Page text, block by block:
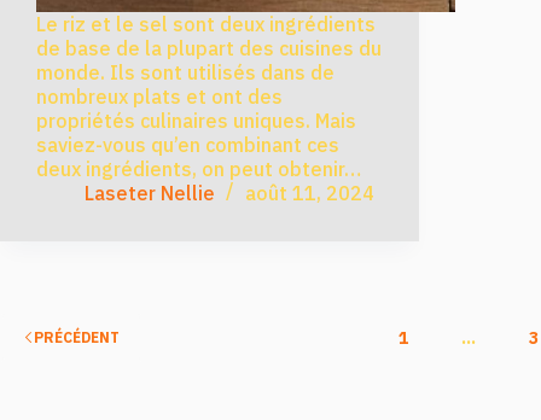
Le riz et le sel sont deux ingrédients
de base de la plupart des cuisines du
monde. Ils sont utilisés dans de
nombreux plats et ont des
propriétés culinaires uniques. Mais
saviez-vous qu’en combinant ces
deux ingrédients, on peut obtenir…
Laseter Nellie
août 11, 2024
PRÉCÉDENT 1 … 3